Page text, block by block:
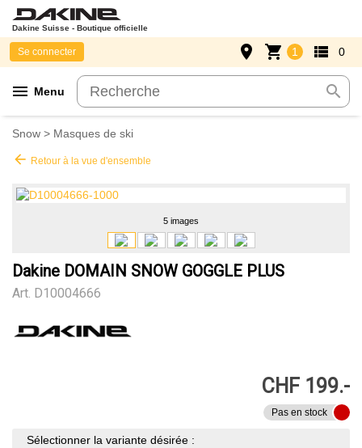
Dakine Suisse - Boutique officielle
menu Menu search
Se connecter place shopping_cart 1 view_list 0
Snow > Masques de ski
arrow_back Retour à la vue d'ensemble
5 images
Dakine DOMAIN SNOW GOGGLE PLUS
Art. D10004666
CHF 199.-
Pas en stock
Sélectionner la variante désirée :